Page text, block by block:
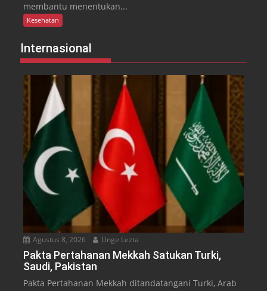
membantu menentukan...
Kesehatan
Internasional
Agustus 8, 2026 Unge Lezta
Pakta Pertahanan Mekkah Satukan Turki,
Saudi, Pakistan
Pakta Pertahanan Mekkah ditandatangani Turki, Arab